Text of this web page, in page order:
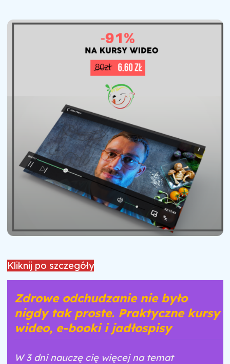
Kliknij po szczegóły
Zdrowe odchudzanie nie było
nigdy tak proste. Praktyczne kursy
wideo, e-booki i jadłospisy
W 3 dni nauczę cię więcej na temat